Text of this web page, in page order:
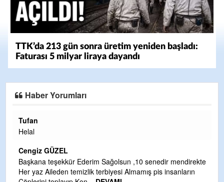
TTK’da 213 gün sonra üretim yeniden başladı:
Faturası 5 milyar liraya dayandı
Haber Yorumları
Halil Aydın
Çırak ustasından öğrenir kısmet bağlamayı... Ben İbrahim
CEVDET YILMAZ
GULDERE DERE ÇALIŞMALARI, SEKIZ YIL ÖNCE ALKAYA